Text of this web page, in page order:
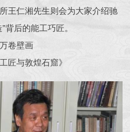
王仁湘先生则会为大家介绍驰
后的能工巧匠。
卷壁画
匠与敦煌石窟》